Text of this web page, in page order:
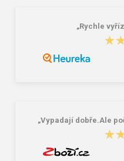
Lee Cooper LCW-26-07-4152M
16,46 € 20,58 €
„Rychle
„Vypadají dobře.Ale